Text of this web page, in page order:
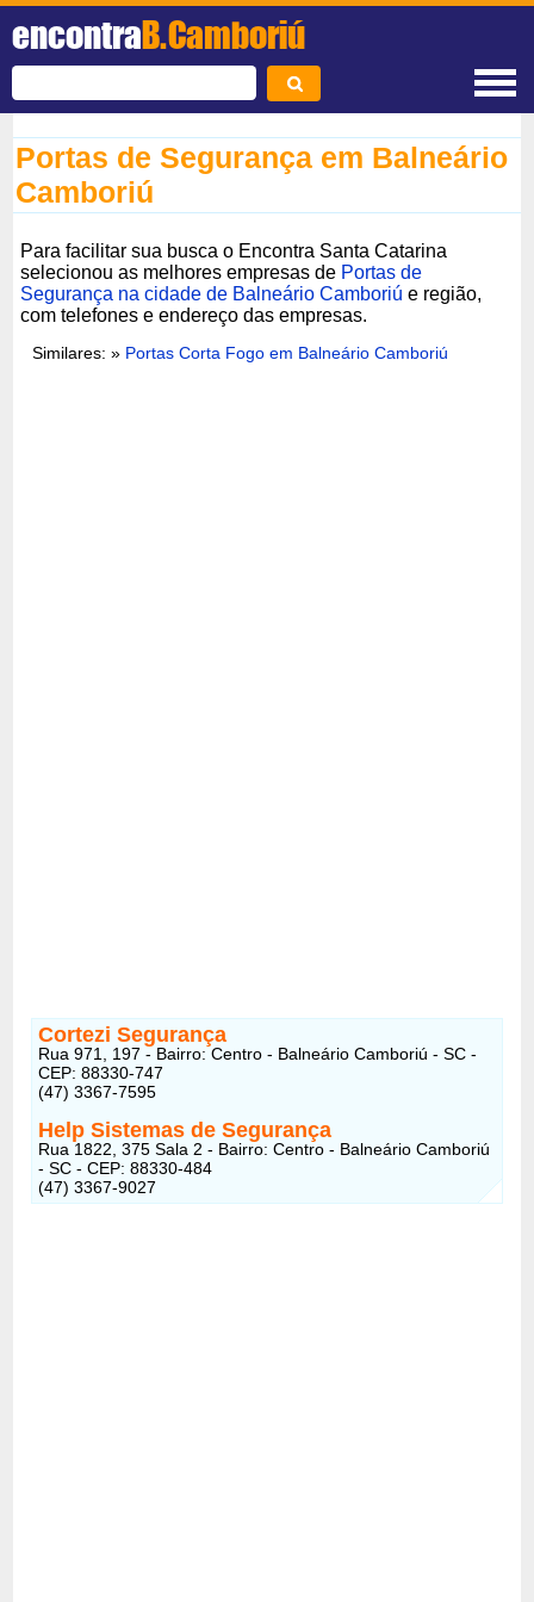
encontraB.Camboriú
Portas de Segurança em Balneário
Camboriú
Para facilitar sua busca o Encontra Santa Catarina
selecionou as melhores empresas de Portas de
Segurança na cidade de Balneário Camboriú e região,
com telefones e endereço das empresas.
Similares: » Portas Corta Fogo em Balneário Camboriú
Cortezi Segurança
Rua 971, 197 - Bairro: Centro - Balneário Camboriú - SC -
CEP: 88330-747
(47) 3367-7595
Help Sistemas de Segurança
Rua 1822, 375 Sala 2 - Bairro: Centro - Balneário Camboriú
- SC - CEP: 88330-484
(47) 3367-9027